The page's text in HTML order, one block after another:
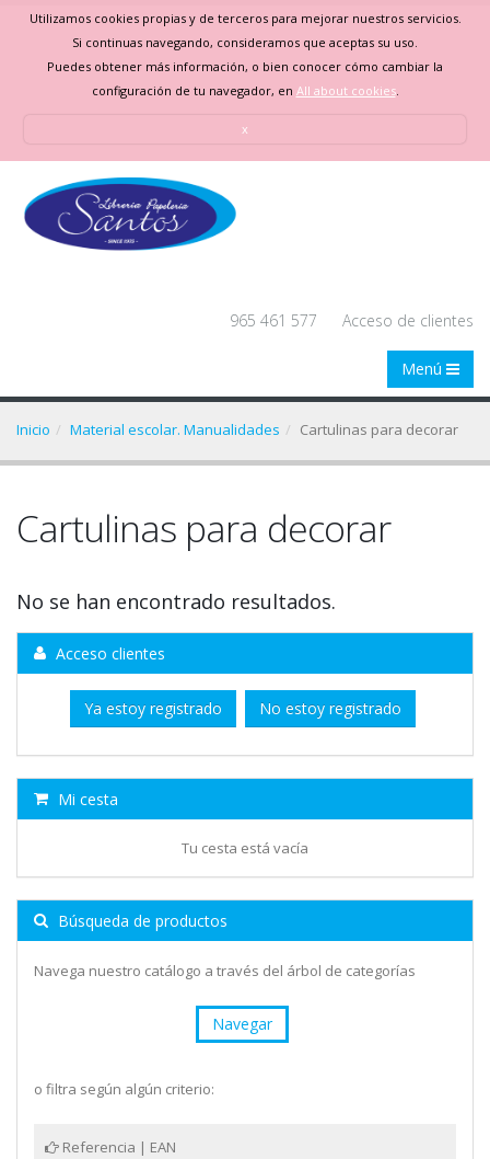
Utilizamos cookies propias y de terceros para mejorar nuestros servicios.
Si continuas navegando, consideramos que aceptas su uso.
Puedes obtener más información, o bien conocer cómo cambiar la
configuración de tu navegador, en All about cookies.
x
965 461 577 Acceso de clientes
Menú
Inicio Material escolar. Manualidades Cartulinas para decorar
Cartulinas para decorar
No se han encontrado resultados.
Acceso clientes
Ya estoy registrado No estoy registrado
Mi cesta
Tu cesta está vacía
Búsqueda de productos
Navega nuestro catálogo a través del árbol de categorías
Navegar
o filtra según algún criterio:
Referencia | EAN